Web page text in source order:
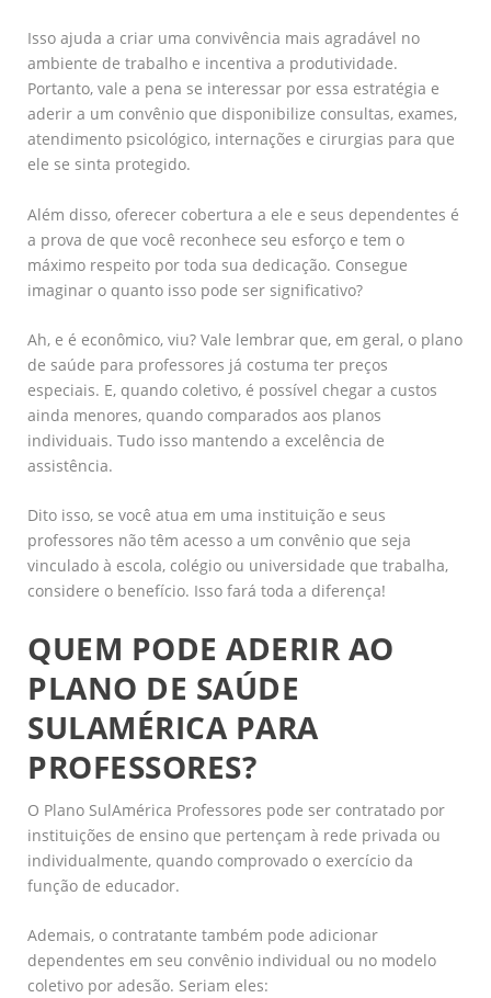
Isso ajuda a criar uma convivência mais agradável no
ambiente de trabalho e incentiva a produtividade.
Portanto, vale a pena se interessar por essa estratégia e
aderir a um convênio que disponibilize consultas, exames,
atendimento psicológico, internações e cirurgias para que
ele se sinta protegido.
Além disso, oferecer cobertura a ele e seus dependentes é
a prova de que você reconhece seu esforço e tem o
máximo respeito por toda sua dedicação. Consegue
imaginar o quanto isso pode ser significativo?
Ah, e é econômico, viu? Vale lembrar que, em geral, o plano
de saúde para professores já costuma ter preços
especiais. E, quando coletivo, é possível chegar a custos
ainda menores, quando comparados aos planos
individuais. Tudo isso mantendo a excelência de
assistência.
Dito isso, se você atua em uma instituição e seus
professores não têm acesso a um convênio que seja
vinculado à escola, colégio ou universidade que trabalha,
considere o benefício. Isso fará toda a diferença!
QUEM PODE ADERIR AO
PLANO DE SAÚDE
SULAMÉRICA PARA
PROFESSORES?
O Plano SulAmérica Professores pode ser contratado por
instituições de ensino que pertençam à rede privada ou
individualmente, quando comprovado o exercício da
função de educador.
Ademais, o contratante também pode adicionar
dependentes em seu convênio individual ou no modelo
coletivo por adesão. Seriam eles: